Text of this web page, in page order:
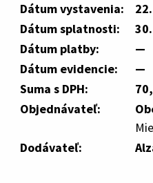
Dátum vystavenia:
Dátum splatnosti:
Dátum platby:
—
Dátum evidencie:
—
Suma s DPH:
Objednávateľ:
Dodávateľ: